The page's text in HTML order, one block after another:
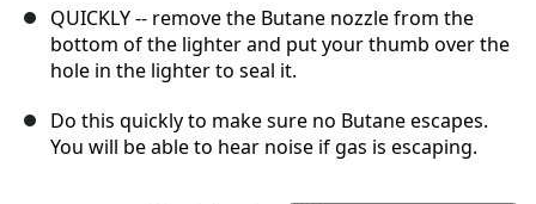
QUICKLY -- remove the Butane nozzle from the
bottom of the lighter and put your thumb over the
hole in the lighter to seal it.
Do this quickly to make sure no Butane escapes.
You will be able to hear noise if gas is escaping.